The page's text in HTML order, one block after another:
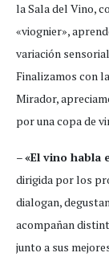
la Sala del Vino,
«viognier»,
variación
Finalizamos con
Mirador,
por una copa de
–«El vino habla
dirigida por los
dialogan,
acompañan
junto a sus